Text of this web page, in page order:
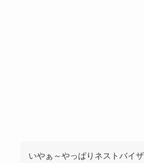
いやぁ～やっぱりネストバイ